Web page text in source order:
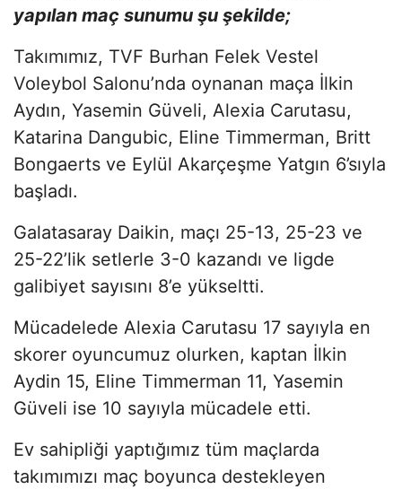
yapılan maç sunumu şu şekilde;
Takımımız, TVF Burhan Felek Vestel
Voleybol Salonu’nda oynanan maça İlkin
Aydın, Yasemin Güveli, Alexia Carutasu,
Katarina Dangubic, Eline Timmerman, Britt
Bongaerts ve Eylül Akarçeşme Yatgın 6’sıyla
başladı.
Galatasaray Daikin, maçı 25-13, 25-23 ve
25-22’lik setlerle 3-0 kazandı ve ligde
galibiyet sayısını 8’e yükseltti.
Mücadelede Alexia Carutasu 17 sayıyla en
skorer oyuncumuz olurken, kaptan İlkin
Aydin 15, Eline Timmerman 11, Yasemin
Güveli ise 10 sayıyla mücadele etti.
Ev sahipliği yaptığımız tüm maçlarda
takımımızı maç boyunca destekleyen